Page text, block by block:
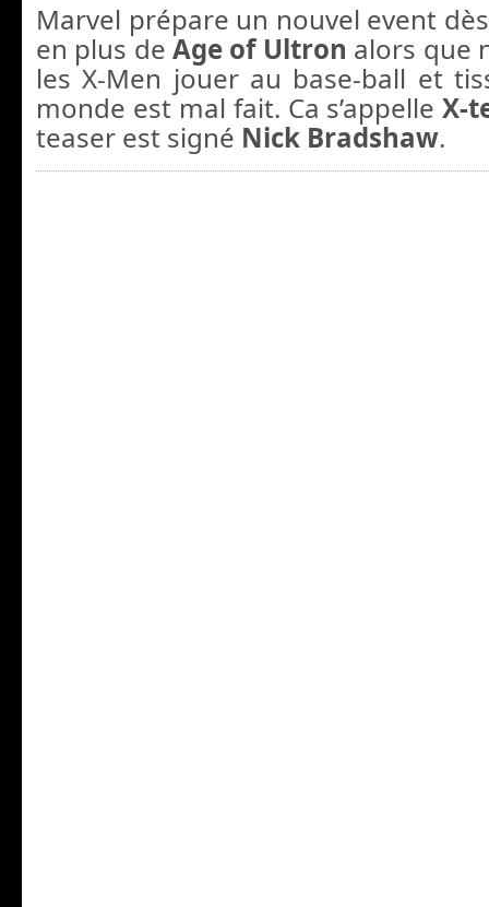
Marvel prépare un nouvel event
en plus deAge of Ultron alors que
les X-Men jouer au base-ball et
monde est mal fait. Ca s’appelleX-
teaser est signé Nick Bradshaw.